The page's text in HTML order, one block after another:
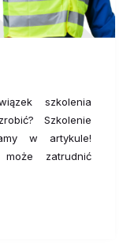
szkolenia
Szkolenie
w artykule!
zatrudnić